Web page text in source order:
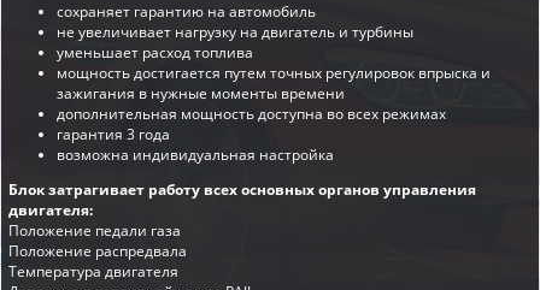
сохраняет гарантию на автомобиль
не увеличивает нагрузку на двигатель и турбины
уменьшает расход топлива
мощность достигается путем точных регулировок впрыска и
зажигания в нужные моменты времени
дополнительная мощность доступна во всех режимах
гарантия 3 года
возможна индивидуальная настройка
Блок затрагивает работу всех основных органов управления
двигателя:
Положение педали газа
Положение распредвала
Температура двигателя